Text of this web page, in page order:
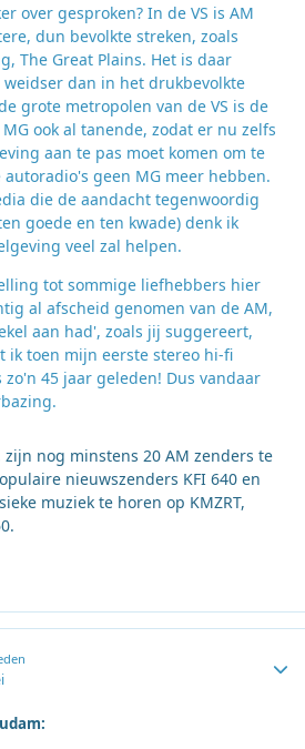
over gesproken? In de VS is AM
dun bevolkte streken, zoals
The Great Plains. Het is daar
dan in het drukbevolkte
grote metropolen van de VS is de
ook al tanende, zodat er nu zelfs
aan te pas moet komen om te
geen MG meer hebben.
die de aandacht tegenwoordig
goede en ten kwade) denk ik
veel zal helpen.
tot sommige liefhebbers hier
al afscheid genomen van de AM,
aan had', zoals jij suggereert,
ik toen mijn eerste stereo hi-fi
45 jaar geleden! Dus vandaar
nog minstens 20 AM zenders te
nieuwszenders KFI 640 en
muziek te horen op KMZRT,